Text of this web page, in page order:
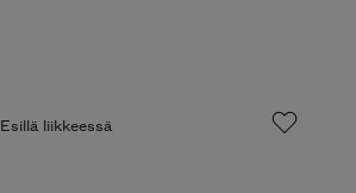
Esillä liikkeessä